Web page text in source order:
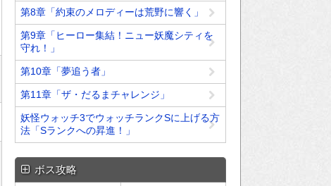
第8章「約束のメロディーは荒野に響く」
第9章「ヒーロー集結！ニュー妖魔シティを
守れ！」
第10章「夢追う者」
第11章「ザ・だるまチャレンジ」
妖怪ウォッチ3でウォッチランクSに上げる方
法「Sランクへの昇進！」
ボス攻略